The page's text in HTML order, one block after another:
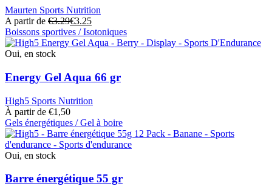
options
peuvent
être
choisies
sur
page
du
Maurten Sports Nutrition
A partir de €3.29€3.25
Boissons sportives / Isotoniques
Ce
produit
plusieurs
variantes.
Les
options
peuvent
être
choisies
sur
la
page
du
Oui, en stock
Energy Gel Aqua 66 gr
High5 Sports Nutrition
À partir de €1,50
Gels énergétiques / Gel à boire
Ce
produit
a
variantes.
Oui, en stock
Barre énergétique 55 gr